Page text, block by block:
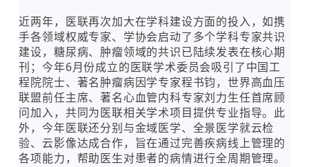
近两年，医联再次加大在学科建设方面的投入，如携
手各领域权威专家、学协会启动了多个学科专家共识
建设，糖尿病、肿瘤领域的共识已陆续发表在核心期
刊；今年6月份成立的医联学术委员会吸引了中国工
程院院士、著名肿瘤病因学专家程书钧，世界高血压
联盟前任主席、著名心血管内科专家刘力生任首席顾
问加入，共同为医联相关学术项目提供专业指导。此
外，今年医联还分别与金域医学、全景医学就云检
验、云影像达成合作，旨在通过完善疾病线上管理的
各项能力，帮助医生对患者的病情进行全周期管理。